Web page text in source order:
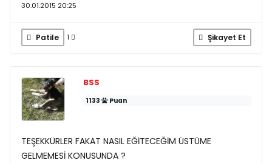
30.01.2015 20:25
Patile 1 Şikayet Et
BSS
1133 Puan
TEŞEKKÜRLER FAKAT NASIL EĞİTECEĞİM ÜSTÜME
GELMEMESİ KONUSUNDA ?